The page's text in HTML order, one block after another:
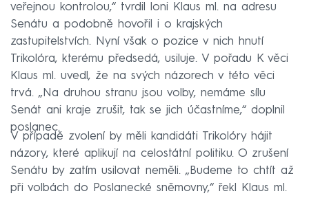
veřejnou kontrolou,“ tvrdil loni Klaus ml. na adresu
Senátu a podobně hovořil i o krajských
zastupitelstvích. Nyní však o pozice v nich hnutí
Trikolóra, kterému předsedá, usiluje. V pořadu K věci
Klaus ml. uvedl, že na svých názorech v této věci
trvá. „Na druhou stranu jsou volby, nemáme sílu
Senát ani kraje zrušit, tak se jich účastníme,“ doplnil
poslanec.
V případě zvolení by měli kandidáti Trikolóry hájit
názory, které aplikují na celostátní politiku. O zrušení
Senátu by zatím usilovat neměli. „Budeme to chtít až
při volbách do Poslanecké sněmovny,“ řekl Klaus ml.